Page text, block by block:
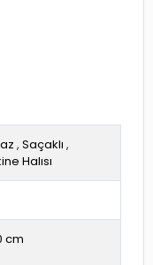
, Saçaklı ,
Halısı
cm